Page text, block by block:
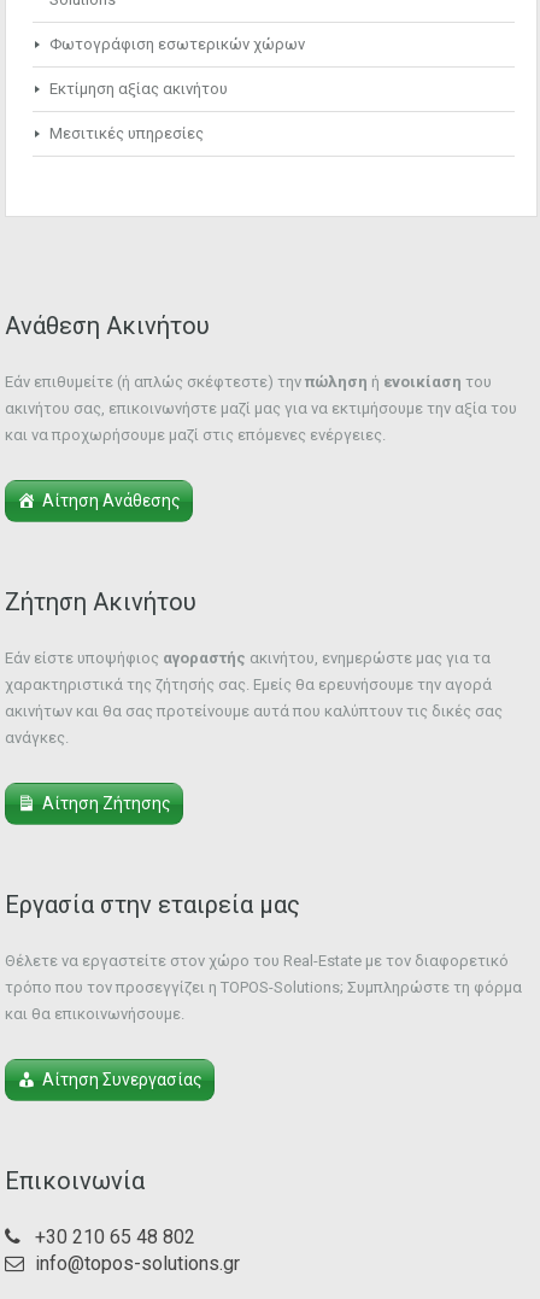
Φωτογράφιση εσωτερικών χώρων
Εκτίμηση αξίας ακινήτου
Μεσιτικές υπηρεσίες
Ανάθεση Ακινήτου
Εάν επιθυμείτε (ή απλώς σκέφτεστε) την πώληση ή ενοικίαση του
ακινήτου σας, επικοινωνήστε μαζί μας για να εκτιμήσουμε την αξία του
και να προχωρήσουμε μαζί στις επόμενες ενέργειες.
Αίτηση Ανάθεσης
Ζήτηση Ακινήτου
Εάν είστε υποψήφιος αγοραστής ακινήτου, ενημερώστε μας για τα
χαρακτηριστικά της ζήτησής σας. Εμείς θα ερευνήσουμε την αγορά
ακινήτων και θα σας προτείνουμε αυτά που καλύπτουν τις δικές σας
ανάγκες.
Αίτηση Ζήτησης
Εργασία στην εταιρεία μας
Θέλετε να εργαστείτε στον χώρο του Real-Estate με τον διαφορετικό
τρόπο που τον προσεγγίζει η TOPOS-Solutions; Συμπληρώστε τη φόρμα
και θα επικοινωνήσουμε.
Αίτηση Συνεργασίας
Επικοινωνία
+30 210 65 48 802
info@topos-solutions.gr